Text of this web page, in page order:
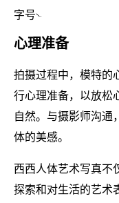
字号
心理准备
拍摄过程中，模特的
行心理准备，以放松
自然。与摄影师沟通
体的美感。
西西人体艺术写真不
探索和对生活的艺术